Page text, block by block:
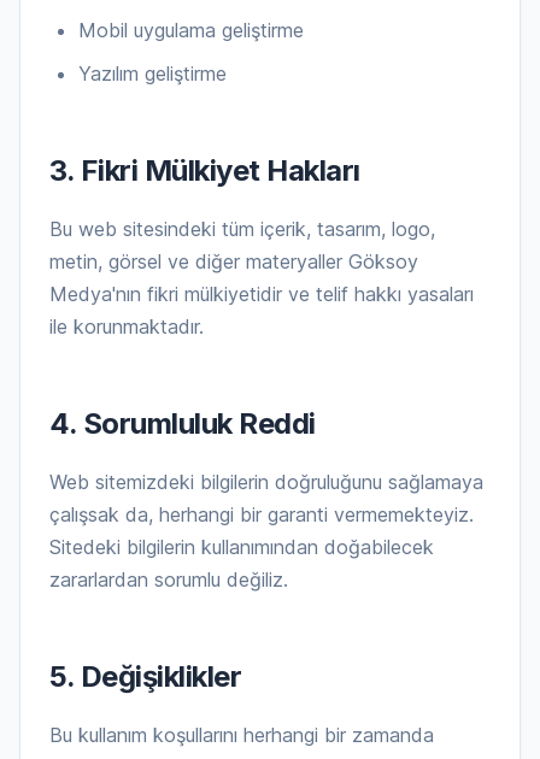
Mobil uygulama geliştirme
Yazılım geliştirme
3. Fikri Mülkiyet Hakları
Bu web sitesindeki tüm içerik, tasarım, logo,
metin, görsel ve diğer materyaller Göksoy
Medya'nın fikri mülkiyetidir ve telif hakkı yasaları
ile korunmaktadır.
4. Sorumluluk Reddi
Web sitemizdeki bilgilerin doğruluğunu sağlamaya
çalışsak da, herhangi bir garanti vermemekteyiz.
Sitedeki bilgilerin kullanımından doğabilecek
zararlardan sorumlu değiliz.
5. Değişiklikler
Bu kullanım koşullarını herhangi bir zamanda